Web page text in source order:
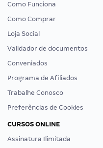
Como Funciona
Como Comprar
Loja Social
Validador de documentos
Conveniados
Programa de Afiliados
Trabalhe Conosco
Preferências de Cookies
CURSOS ONLINE
Assinatura Ilimitada